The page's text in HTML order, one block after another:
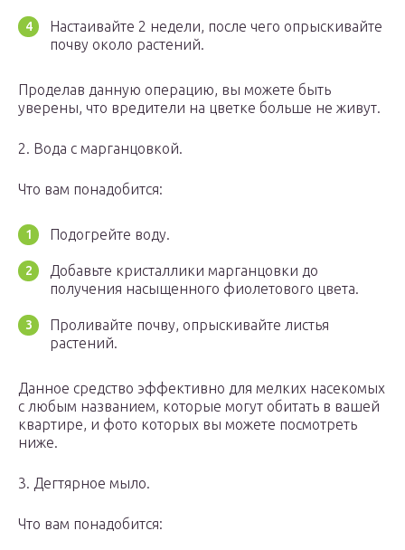
Настаивайте 2 недели, после чего опрыскивайте
почву около растений.
Проделав данную операцию, вы можете быть
уверены, что вредители на цветке больше не живут.
2. Вода с марганцовкой.
Что вам понадобится:
Подогрейте воду.
Добавьте кристаллики марганцовки до
получения насыщенного фиолетового цвета.
Проливайте почву, опрыскивайте листья
растений.
Данное средство эффективно для мелких насекомых
с любым названием, которые могут обитать в вашей
квартире, и фото которых вы можете посмотреть
ниже.
3. Дегтярное мыло.
Что вам понадобится: